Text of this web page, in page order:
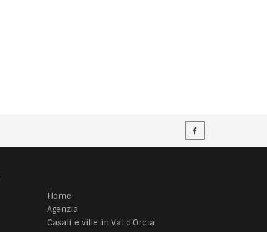
Home
Agenzia
Casali e ville in Val d'Orcia